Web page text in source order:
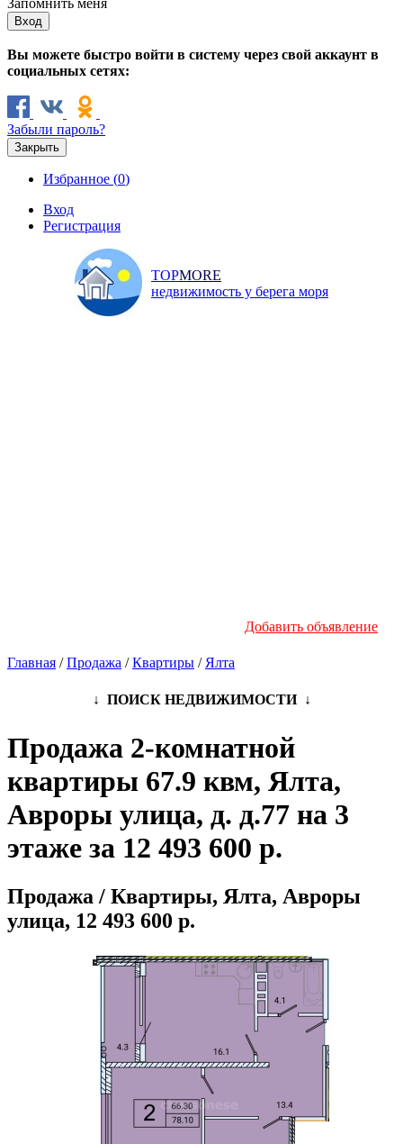
Вы можете быстро войти в систему через свой аккаунт в
социальных сетях:
Забыли пароль?
Закрыть
Избранное (0)
Вход
Регистрация
TOPMORE
недвижимость у берега моря
Добавить объявление
Главная /Продажа /Квартиры / Ялта
↓ ПОИСК НЕДВИЖИМОСТИ ↓
Продажа 2-комнатной
квартиры 67.9 квм, Ялта,
Авроры улица, д. д.77 на 3
этаже за 12 493 600 р.
Продажа / Квартиры, Ялта, Авроры
улица, 12 493 600 р.